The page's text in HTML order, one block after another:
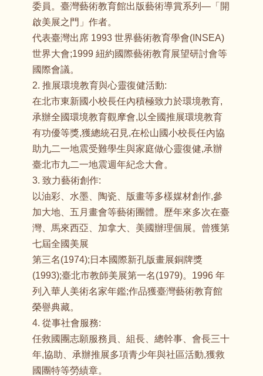
委員。臺灣藝術教育館出版藝術導賞系列—「開
啟美展之門」作者。
代表臺灣出席 1993 世界藝術教育學會(INSEA)
世界大會;1999 紐約國際藝術教育展望研討會等
國際會議。
2. 推展環境教育與心靈復健活動:
在北市東新國小校長任內積極致力於環境教育,
承辦全國環境教育觀摩會,以全國推展環境教育
有功優等獎,獲總統召見,在松山國小校長任內協
助九二一地震受難學生與家庭做心靈復健,承辦
臺北市九二一地震週年紀念大會。
3. 致力藝術創作:
以油彩、水墨、陶瓷、版畫等多樣媒材創作,參
加大地、五月畫會等藝術團體。歷年來多次在臺
灣、馬來西亞、加拿大、美國辦理個展。曾獲第
七屆全國美展
第三名(1974);日本國際新孔版畫展銅牌獎
(1993);臺北市教師美展第一名(1979)。1996 年
列入華人美術名家年鑑;作品獲臺灣藝術教育館
榮譽典藏。
4. 從事社會服務:
任救國團志願服務員、組長、總幹事、會長三十
年,協助、承辦推展多項青少年與社區活動,獲救
國團特等勞績章。